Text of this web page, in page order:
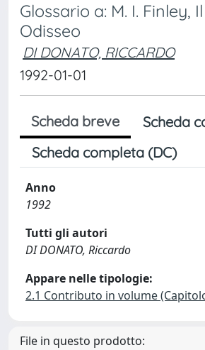
Glossario a: M. I. Finley,
Odisseo
DI DONATO, RICCARDO
1992-01-01
Scheda breve
Scheda
Scheda completa (DC)
Anno
1992
Tutti gli autori
DI DONATO, Riccardo
Appare nelle tipologie:
2.1 Contributo in volume
File in questo prodotto: